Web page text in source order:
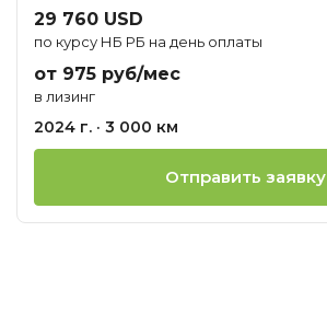
29 760 USD
по курсу НБ РБ на день оплаты
от 975 руб/мес
в лизинг
2024 г. · 3 000 км
Отправить заявку